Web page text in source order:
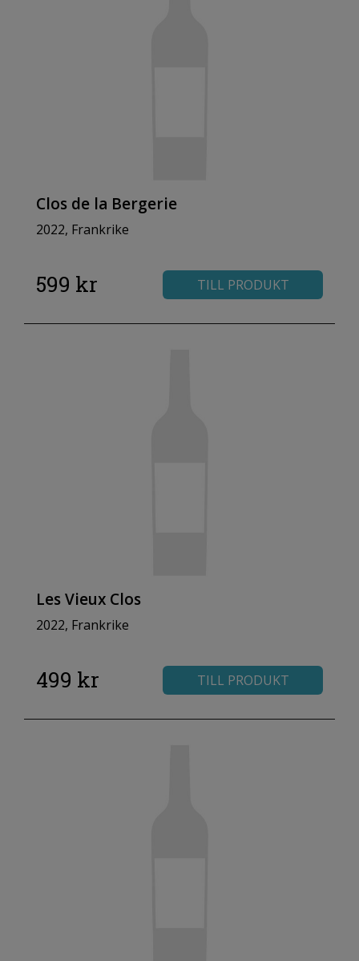
Clos de la Bergerie
2022, Frankrike
599 kr TILL PRODUKT
Les Vieux Clos
2022, Frankrike
499 kr TILL PRODUKT